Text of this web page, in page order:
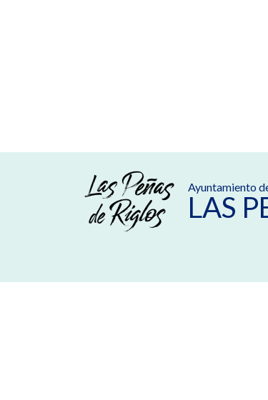
Ayuntamiento
LAS